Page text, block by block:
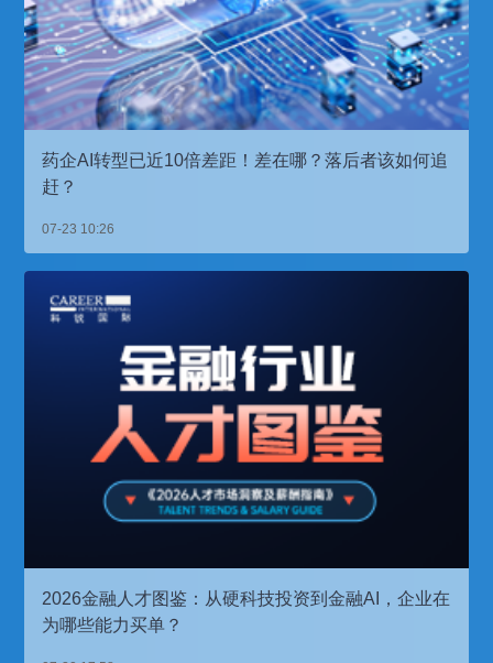
药企AI转型已近10倍差距！差在哪？落后者该如何追
赶？
07-23 10:26
2026金融人才图鉴：从硬科技投资到金融AI，企业在
为哪些能力买单？